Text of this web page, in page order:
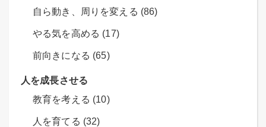
自ら動き、周りを変える (86)
やる気を高める (17)
前向きになる (65)
人を成長させる
教育を考える (10)
人を育てる (32)